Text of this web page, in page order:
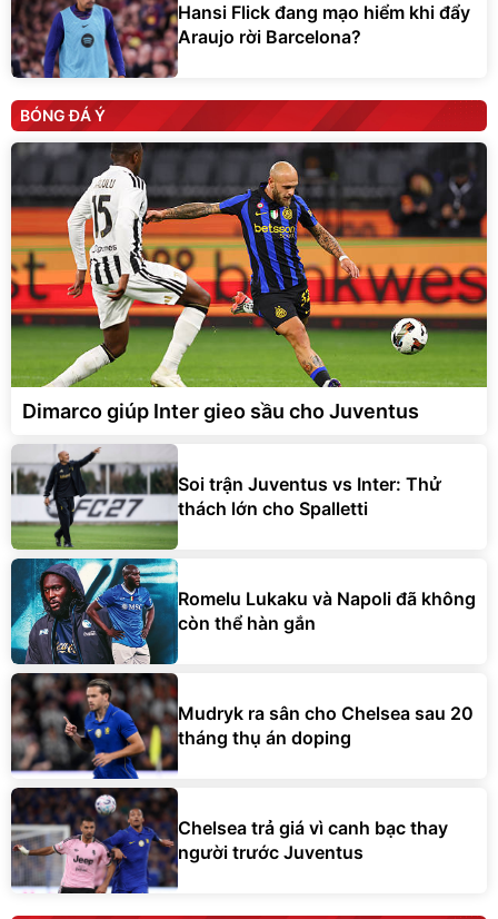
Hansi Flick đang mạo hiểm khi đẩy
Araujo rời Barcelona?
BÓNG ĐÁ Ý
Dimarco giúp Inter gieo sầu cho Juventus
Soi trận Juventus vs Inter: Thử
thách lớn cho Spalletti
Romelu Lukaku và Napoli đã không
còn thể hàn gắn
Mudryk ra sân cho Chelsea sau 20
tháng thụ án doping
Chelsea trả giá vì canh bạc thay
người trước Juventus